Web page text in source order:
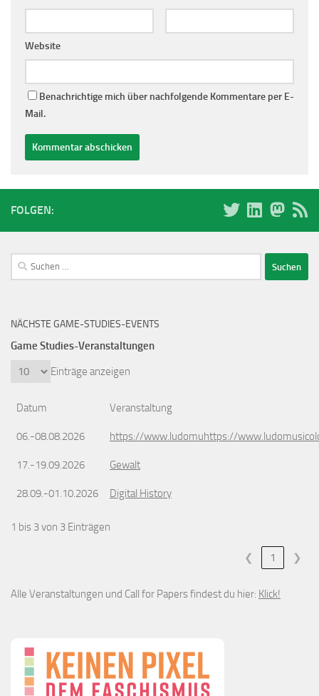
Website
Benachrichtige mich über nachfolgende Kommentare per E-
Mail.
FOLGEN:
Suchen
nach:
NÄCHSTE GAME-STUDIES-EVENTS
Game Studies-Veranstaltungen
Einträge anzeigen
Datum Veranstaltung
06.-08.08.2026 https://www.ludomuhttps://
17.-19.09.2026 Gewalt
28.09.-01.10.2026 Digital History
1 bis 3 von 3 Einträgen
❮ 1 ❯
Alle Veranstaltungen und Call for Papers findest du hier: Klick!